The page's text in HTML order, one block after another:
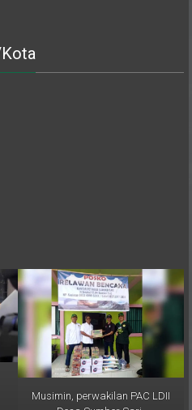
Musimin, perwakilan PAC LDII
Desa Sumber Sari,